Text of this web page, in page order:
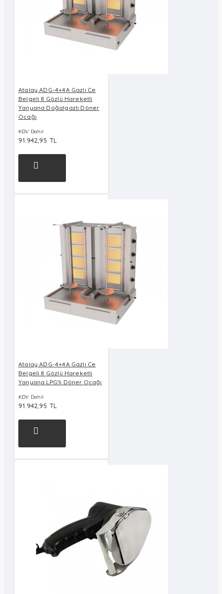
Atalay ADG-4+4A Gazlı Ce
Belgeli 8 Gözlü Hareketli
Yanyana Doğalgazlı Döner
Ocağı
KDV Dahil
91.942,95 TL
Atalay ADG-4+4A Gazlı Ce
Belgeli 8 Gözlü Hareketli
Yanyana LPG'li Döner Ocağı
KDV Dahil
91.942,95 TL